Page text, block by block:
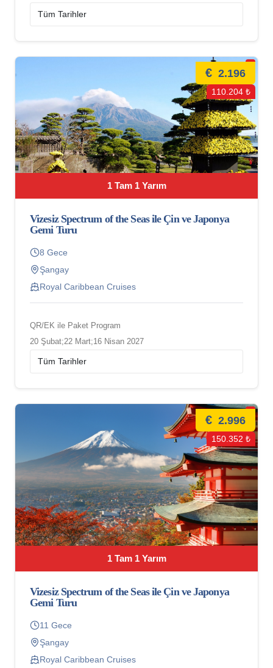
1 Tam 1 Yarım
€ 2.196
110.204 ₺
Vizesiz Spectrum of the Seas ile Çin ve Japonya
Gemi Turu
8 Gece
Şangay
Royal Caribbean Cruises
QR/EK ile Paket Program
20 Şubat;22 Mart;16 Nisan 2027
1 Tam 1 Yarım
€ 2.996
150.352 ₺
Vizesiz Spectrum of the Seas ile Çin ve Japonya
Gemi Turu
11 Gece
Şangay
Royal Caribbean Cruises